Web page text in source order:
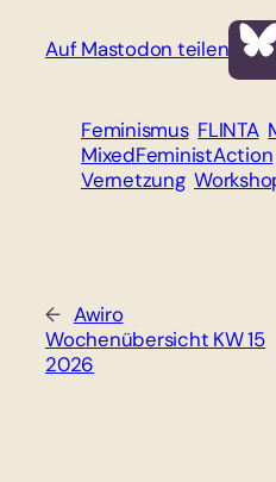
Auf Mastodon teilen
Feminismus FLINTA
MixedFeministAction
Vernetzung
← Awiro
Wochenübersicht KW 15
2026